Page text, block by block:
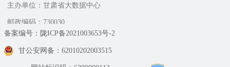
主办单位：甘肃省大数据中心
邮政编码：730030
备案编号：陇ICP备2021003653号-2
甘公安网备：62010202003515